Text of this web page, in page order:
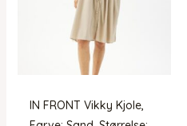
IN FRONT Vikky Kjole,